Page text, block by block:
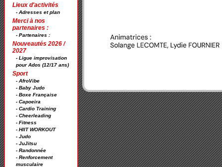
Lieux d'activités
- Adresses et plan
Merci à nos
partenaires :
- Partenaires :
Nouveautés 2026 /
2027
- Ligue improvisation
pour Ados (12/17 ans)
Sport
- AfroVibe
- Baby Judo
- Boxe Française
- Capoeira
- Cardio Training
- Cheerleading
- Fitness
- HIIT WORKOUT
- Judo
- JuJitsu
- Randonnée
- Renforcement
musculaire